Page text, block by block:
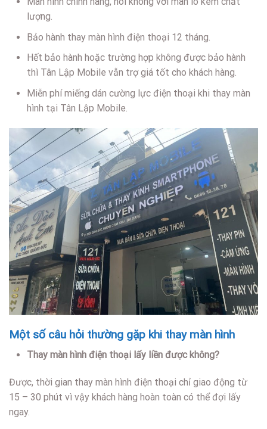
lượng.
Bảo hành thay màn hình điện thoại 12 tháng.
Hết bảo hành hoặc trường hợp không được bảo hành
thì Tân Lập Mobile vẫn trợ giá tốt cho khách hàng.
Miễn phí miếng dán cường lực điện thoại khi thay màn
hình tại Tân Lập Mobile.
Một số câu hỏi thường gặp khi thay màn hình
Thay màn hình điện thoại lấy liền được không?
Được, thời gian thay màn hình điện thoại chỉ giao động từ
15 – 30 phút vì vậy khách hàng hoàn toàn có thể đợi lấy
ngay.